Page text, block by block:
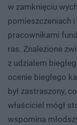
w zamknięciu
pomieszczeniach
pracownikami
ras. Znalezione
z udziałem
ocenie biegłego
był zastraszony,
właściciel mógł
wspomina